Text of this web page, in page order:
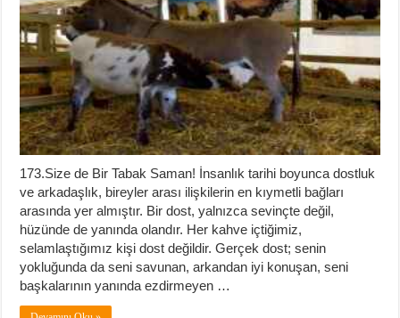
173.Size de Bir Tabak Saman! İnsanlık tarihi boyunca dostluk
ve arkadaşlık, bireyler arası ilişkilerin en kıymetli bağları
arasında yer almıştır. Bir dost, yalnızca sevinçte değil,
hüzünde de yanında olandır. Her kahve içtiğimiz,
selamlaştığımız kişi dost değildir. Gerçek dost; senin
yokluğunda da seni savunan, arkandan iyi konuşan, seni
başkalarının yanında ezdirmeyen …